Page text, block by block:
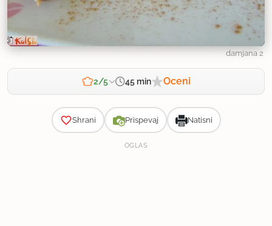
damjana 2
2/5 45 min Oceni
Shrani Prispevaj Natisni
OGLAS